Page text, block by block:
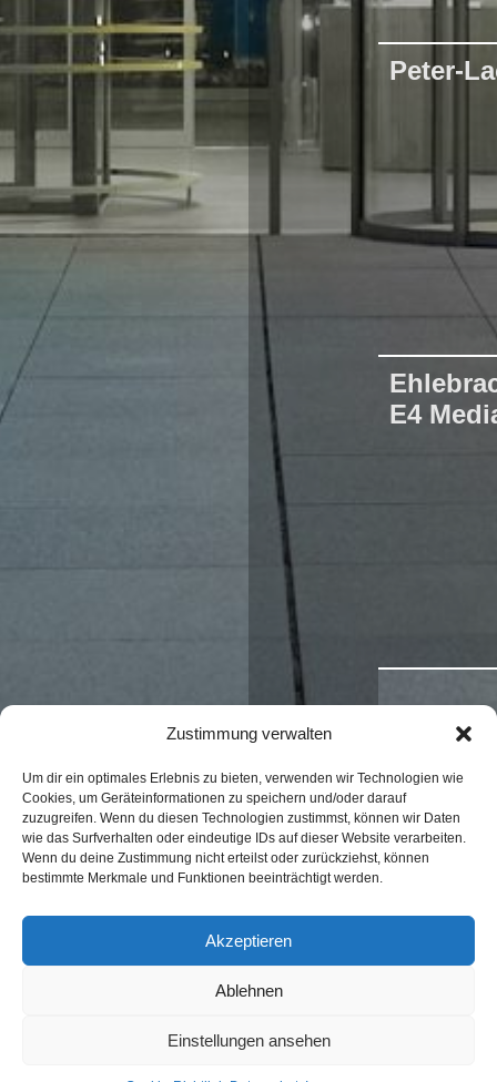
Zustimmung verwalten
Um dir ein optimales Erlebnis zu bieten, verwenden wir Technologien wie
Cookies, um Geräteinformationen zu speichern und/oder darauf
zuzugreifen. Wenn du diesen Technologien zustimmst, können wir Daten
wie das Surfverhalten oder eindeutige IDs auf dieser Website verarbeiten.
Wenn du deine Zustimmung nicht erteilst oder zurückziehst, können
bestimmte Merkmale und Funktionen beeinträchtigt werden.
Akzeptieren
Ablehnen
Einstellungen ansehen
Peter-
E4